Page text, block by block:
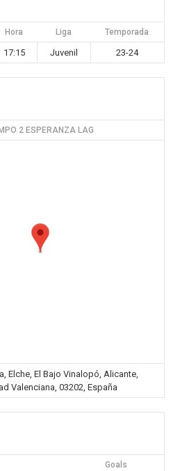
Hora Liga Temporada
17:15 Juvenil 23-24
2 ESPERANZA LAG
Elche, El Bajo Vinalopó, Alicante,
Valenciana, 03202, España
Goals